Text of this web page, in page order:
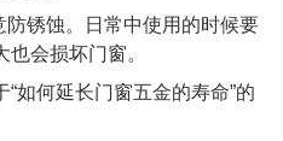
锈蚀。日常中使用的时候要
会损坏门窗。
“如何延长门窗五金的寿命”的